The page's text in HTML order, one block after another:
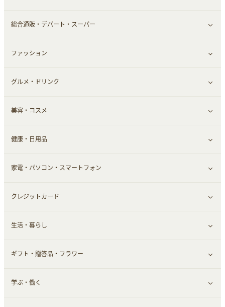
総合通販・デパート・スーパー
すべて見る
総合通販
デパート・スーパー
ファッション
すべて見る
ファッション
インナー・下着
靴・フットウェア
小物・かばん
スーツ・フォーマル
グルメ・ドリンク
すべて見る
グルメ
ドリンク
お酒
食材宅配
美容・コスメ
すべて見る
スキンケア
メイクアップ
ヘアケア
メンズ美容
美容・ダイエット用品
健康・日用品
すべて見る
健康食品｜青汁・飲料
健康食品｜乳酸菌・ケフィア
健康食品｜その他
スポーツ・フィットネス
家電・パソコン・スマートフォン
すべて見る
家電・パソコン・ソフトウェア
スマホ・携帯電話・SIM
クレジットカード
すべて見る
クレジットカード
生活・暮らし
すべて見る
車情報・カーシェア・レンタル
ギフト・贈答品・フラワー
すべて見る
学ぶ・働く